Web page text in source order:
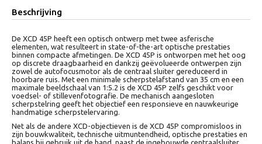
Beschrijving
De XCD 45P heeft een optisch ontwerp met twee asferische
elementen, wat resulteert in state-of-the-art optische prestaties
binnen compacte afmetingen. De XCD 45P is ontworpen met het oog
op discrete draagbaarheid en dankzij geëvolueerde ontwerpen zijn
zowel de autofocusmotor als de centraal sluiter gereduceerd in
hoorbare ruis. Met een minimale scherpstelafstand van 35 cm en een
maximale beeldschaal van 1:5.2 is de XCD 45P zelfs geschikt voor
voedsel- of stillevenfotografie. De mechanisch aangesloten
scherpstelring geeft het objectief een responsieve en nauwkeurige
handmatige scherpstelervaring.
Net als de andere XCD-objectieven is de XCD 45P compromisloos in
zijn bouwkwaliteit, technische uitmuntendheid, optische prestaties en
balans bij gebruik uit de hand, naast de ingebouwde centraalsluiter